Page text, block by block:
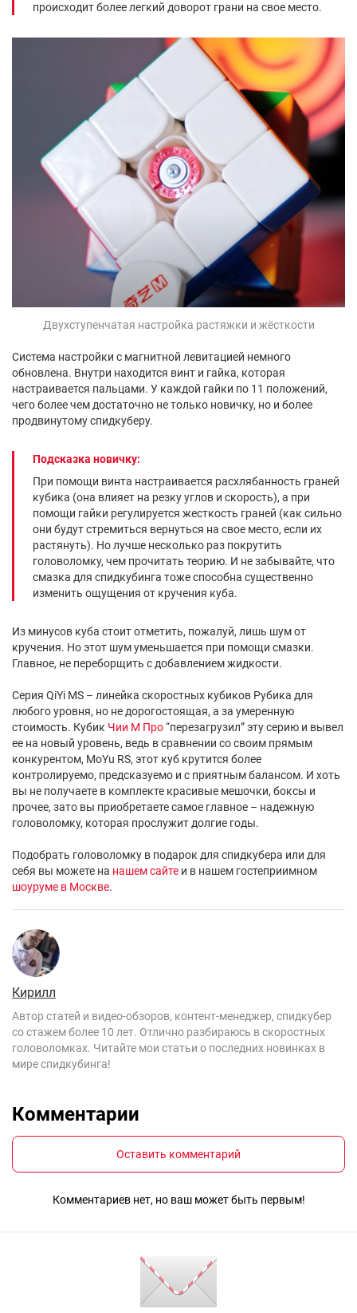
происходит более легкий доворот грани на свое место.
Двухступенчатая настройка растяжки и жёсткости
Система настройки с магнитной левитацией немного
обновлена. Внутри находится винт и гайка, которая
настраивается пальцами. У каждой гайки по 11 положений,
чего более чем достаточно не только новичку, но и более
продвинутому спидкуберу.
Подсказка новичку:
При помощи винта настраивается расхлябанность граней
кубика (она влияет на резку углов и скорость), а при
помощи гайки регулируется жесткость граней (как сильно
они будут стремиться вернуться на свое место, если их
растянуть). Но лучше несколько раз покрутить
головоломку, чем прочитать теорию. И не забывайте, что
смазка для спидкубинга тоже способна существенно
изменить ощущения от кручения куба.
Из минусов куба стоит отметить, пожалуй, лишь шум от
кручения. Но этот шум уменьшается при помощи смазки.
Главное, не переборщить с добавлением жидкости.
Серия QiYi MS – линейка скоростных кубиков Рубика для
любого уровня, но не дорогостоящая, а за умеренную
стоимость. Кубик Чии М Про“перезагрузил” эту серию и вывел
ее на новый уровень, ведь в сравнении со своим прямым
конкурентом, MoYu RS, этот куб крутится более
контролируемо, предсказуемо и с приятным балансом. И хоть
вы не получаете в комплекте красивые мешочки, боксы и
прочее, зато вы приобретаете самое главное – надежную
головоломку, которая прослужит долгие годы.
Подобрать головоломку в подарок для спидкубера или для
себя вы можете на нашем сайте и в нашем гостеприимном
шоуруме в Москве.
Кирилл
Автор статей и видео-обзоров, контент-менеджер, спидкубер
со стажем более 10 лет. Отлично разбираюсь в скоростных
головоломках. Читайте мои статьи о последних новинках в
мире спидкубинга!
Комментарии
Оставить комментарий
Комментариев нет, но ваш может быть первым!